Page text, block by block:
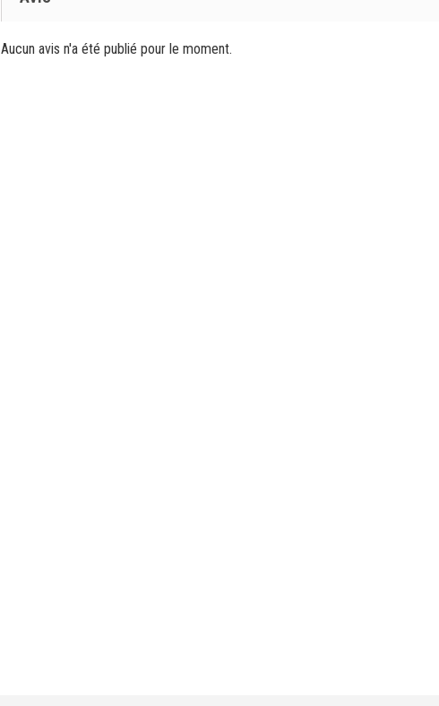
Aucun avis n'a été publié pour le moment.